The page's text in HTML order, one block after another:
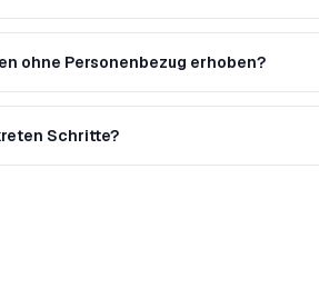
ohne Personenbezug erhoben?
Schritte?